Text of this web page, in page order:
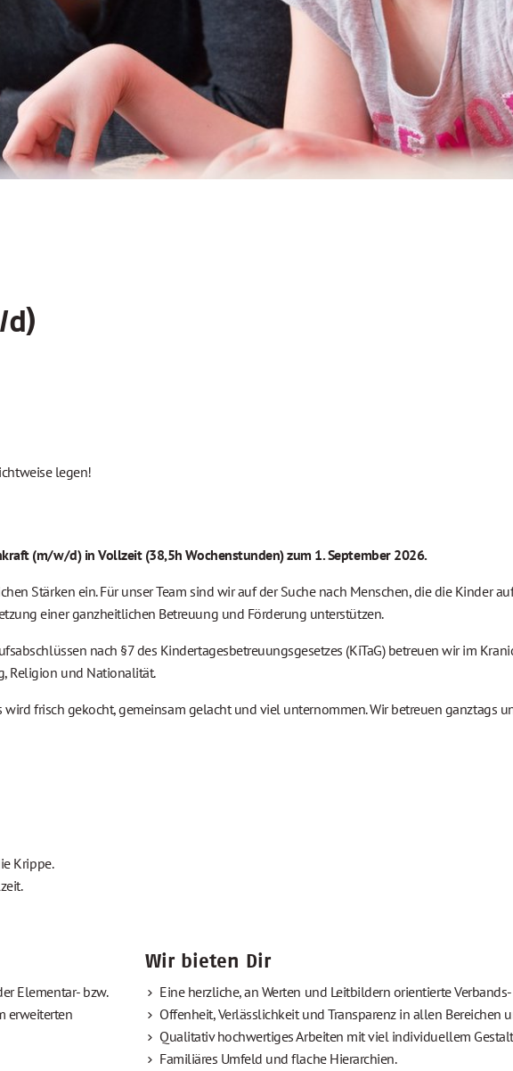
d)
legen!
(m/w/d) in Vollzeit (38,5h Wochenstunden) zum 1. September 2026.
Stärken ein. Für unser Team sind wir auf der Suche nach Menschen, die die Kinder
einer ganzheitlichen Betreuung und Förderung unterstützen.
nach §7 des Kindertagesbetreuungsgesetzes (KiTaG) betreuen wir im
Religion und Nationalität.
frisch gekocht, gemeinsam gelacht und viel unternommen. Wir betreuen ganztags
Krippe.
Elementar- bzw.
erweiterten
Wir bieten Dir
Eine herzliche, an Werten und Leitbildern orientierte
Offenheit, Verlässlichkeit und Transparenz in allen Bereichen
Qualitativ hochwertiges Arbeiten mit viel individuellem
Familiäres Umfeld und flache Hierarchien.